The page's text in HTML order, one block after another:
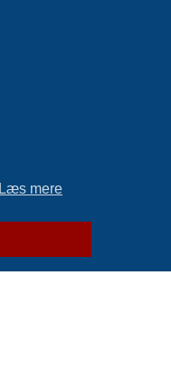
Læs mere